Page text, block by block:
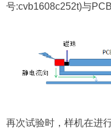
号:cvb1608c252t)与
再次试验时，样机在进